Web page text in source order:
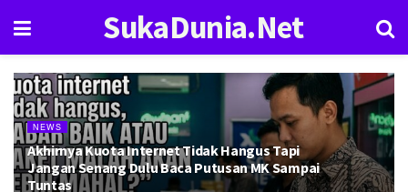
SukaDunia.Net
NEWS
Akhirnya Kuota Internet Tidak Hangus Tapi
Jangan Senang Dulu Baca Putusan MK Sampai
Tuntas